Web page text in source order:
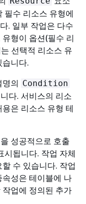
필수 리소스 유형에
. 일부 작업은 다수
형이 옵션(필수 리
선택적 리소스 유
습니다.
명의 Condition
다. 서비스의 리소
은 리소스 유형 테
성공적으로 호출
시됩니다. 작업 자체
수 있습니다. 작업
성은 테이블에 나
업에 정의된 추가